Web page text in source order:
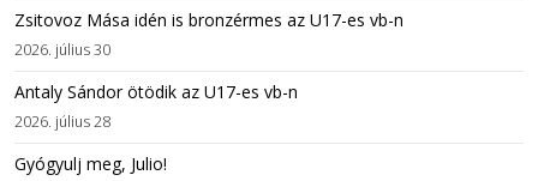
Zsitovoz Mása idén is bronzérmes az U17-es vb-n
2026. július 30
Antaly Sándor ötödik az U17-es vb-n
2026. július 28
Gyógyulj meg, Julio!